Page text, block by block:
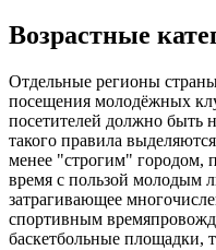
Возрастные
Отдельные регионы
посещения молодёжных
посетителей должно быть
такого правила
менее "строгим" городом,
время с пользой молодым
затрагивающее
спортивным
баскетбольные площадки,